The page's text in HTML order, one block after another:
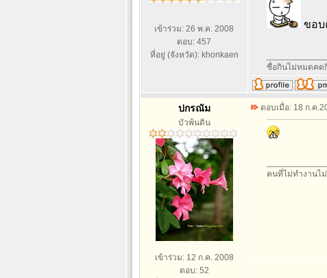
เข้าร่วม: 26 พ.ค. 2008
ตอบ: 457
ที่อยู่ (จังหวัด): khonkaen
ขอ
ซื่อกินไม่หมดคด
ปกรณัม
บัวพ้นดิน
เข้าร่วม: 12 ก.ค. 2008
ตอบ: 52
ตอบเมื่อ: 18 ก.ค
คนที่ไม่ทำงานไ